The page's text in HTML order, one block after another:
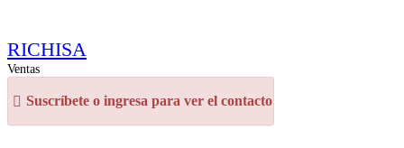
RICHISA
Ventas
Suscríbete o ingresa para ver el contacto